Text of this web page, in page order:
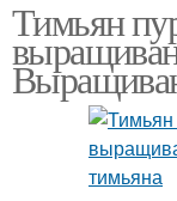
Тимьян